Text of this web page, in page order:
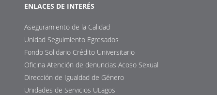
ENLACES DE INTERÉS
Aseguramiento de la Calidad
Unidad Seguimiento Egresados
Fondo Solidario Crédito Universitario
Oficina Atención de denuncias Acoso Sexual
Dirección de Igualdad de Género
Unidades de Servicios ULagos